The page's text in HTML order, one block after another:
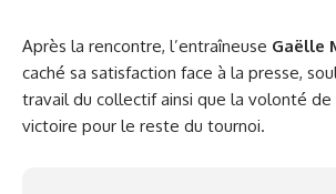
Après la rencontre, l’entraîneuse Gaëlle
caché sa satisfaction face à la presse,
travail du collectif ainsi que la volonté
victoire pour le reste du tournoi.